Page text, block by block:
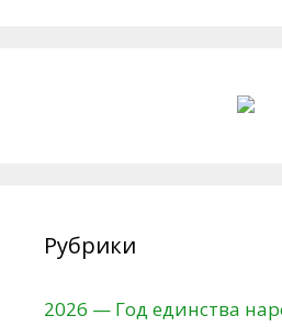
Рубрики
2026 — Год единства